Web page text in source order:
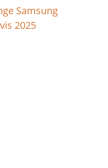
Samsung
2025